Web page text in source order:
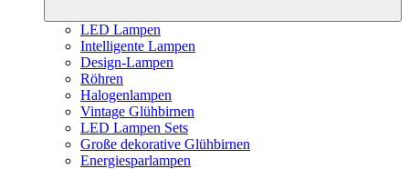
LED Lampen
Intelligente Lampen
Design-Lampen
Röhren
Halogenlampen
Vintage Glühbirnen
LED Lampen Sets
Große dekorative Glühbirnen
Energiesparlampen